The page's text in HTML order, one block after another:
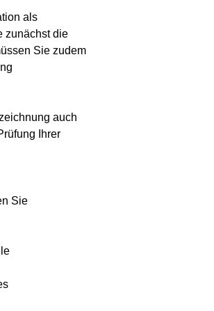
als
zunächst die
Sie zudem
auch
Ihrer
Sie